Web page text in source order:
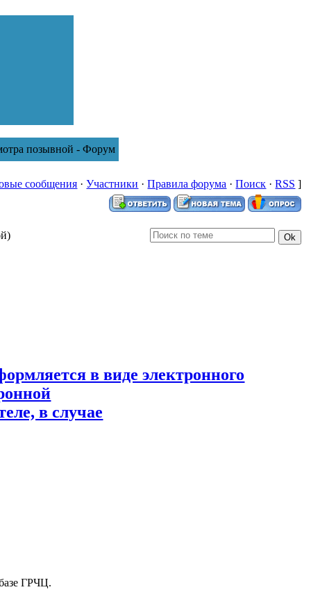
позывной - Форум
сообщения ·Участники ·Правила форума ·Поиск ·RSS ]
в виде электронного
в случае
ГРЧЦ.